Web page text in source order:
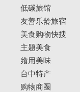
低碳旅馆
友善乐龄旅宿
美食购物快搜
主题美食
飨用美味
台中特产
购物商圈